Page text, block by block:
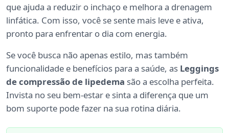
que ajuda a reduzir o inchaço e melhora a drenagem
linfática. Com isso, você se sente mais leve e ativa,
pronto para enfrentar o dia com energia.
Se você busca não apenas estilo, mas também
funcionalidade e benefícios para a saúde, as Leggings
de compressão de lipedema são a escolha perfeita.
Invista no seu bem-estar e sinta a diferença que um
bom suporte pode fazer na sua rotina diária.